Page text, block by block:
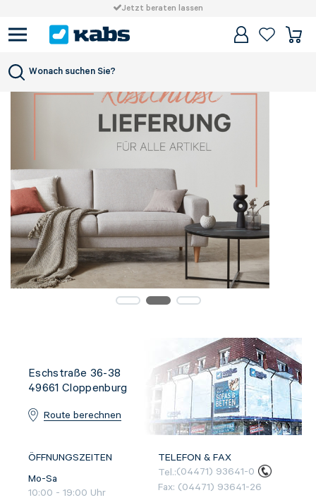
Jetzt beraten lassen
Eschstraße 36-38
49661 Cloppenburg
Route berechnen
ÖFFNUNGSZEITEN
Mo-Sa
10:00 - 19:00 Uhr
TELEFON & FAX
Tel.:(04471) 93641-0
Fax: (04471) 93641-26